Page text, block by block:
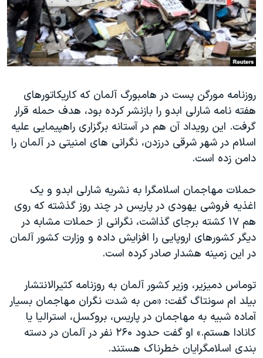
فرهنگ و زندگی
حقوق شهروندی
اقتصادی
اسرائیل در جنگ
گالری عکس
آرشیو پخش زنده
مستندها
انتخابات ریاست جمهوری آمریکا ۲۰۲۴
حمله جمهوری اسلامی به اسرائیل
ورزش زنان در ایران
اعتراضات زن، زندگی، آزادی
مجموعه مستندهای دادخواهی
تریبونال مردمی آبان ۹۸
چهل سال گروگان‌گیری
قانون شفافیت دارائی کادر رهبری ایران
اعتراضات مردمی آبان ۹۸
نرگس محمدی برنده جایزه نوبل صلح
همایش محافظه‌کاران آمریکا «سی‌پک»
صفحه‌های ویژه
سفر پرزیدنت ترامپ به چین
دنبال کنید
زبانهای مختلف
روزنامه مورگن پست در هامبورگ آلمان که کاریکاتورهای
هفته نامه شارلی ابدو را بازنشر کرده بود، هدف حمله قرار
گرفت. این رویداد آن هم در آستانه برگزاری راهپیمایی علیه
اسلام در شهر شرقی درزدن، نگرانی های امنیتی در آلمان را
دامن زده است.
حملات مهاجمان اسلامگرا به نشریه شارلی ابدو و یک
اغذیه فروشی یهودی در پاریس در چند روز گذشته که روی
هم ۱۷ کشته برجای گذاشت، نگرانی از حملات مشابه در
دیگر کشورهای اروپایی را افزایش داده و وزارت کشور آلمان
در این زمینه هشدار صادر کرده است.
توماس دمیزیر، وزیر کشور آلمان به روزنامه کثیرالانتشار
بیلد ام سونتاگ گفت: «من به شدت نگران مهاجمان بسیار
آماده شبیه به مهاجمان در پاریس، بروکسل، استرالیا یا
کانادا هستم.» او گفت حدود ۲۶۰ نفر در آلمان در دسته
بندی اسلامگرایان خطرناک هستند.